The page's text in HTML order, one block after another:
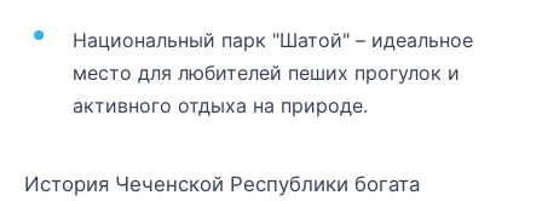
Национальный парк "Шатой" – идеальное
место для любителей пеших прогулок и
активного отдыха на природе.
История Чеченской Республики богата